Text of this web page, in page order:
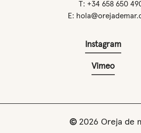
T: +34 658 650
E:
Instagram
Vimeo
© 2026 Oreja de